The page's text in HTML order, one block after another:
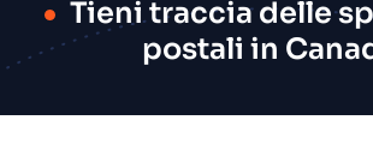
Tieni traccia delle
postali in